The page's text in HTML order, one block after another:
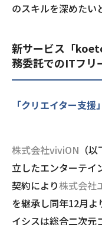
のスキルを深めたい
新サービス「
務委託でのITフリ
「クリエイター支
株式会社viviON （
立したエンターテイ
契約により株式会社
を継承し同年12月
イシスは総合二次元